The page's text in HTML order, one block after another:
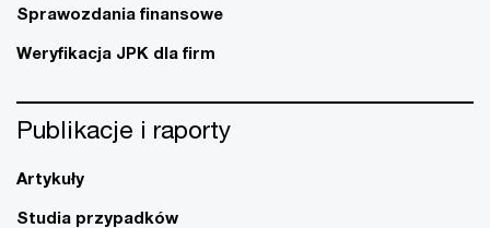
Sprawozdania finansowe
Weryfikacja JPK dla firm
Publikacje i raporty
Artykuły
Studia przypadków